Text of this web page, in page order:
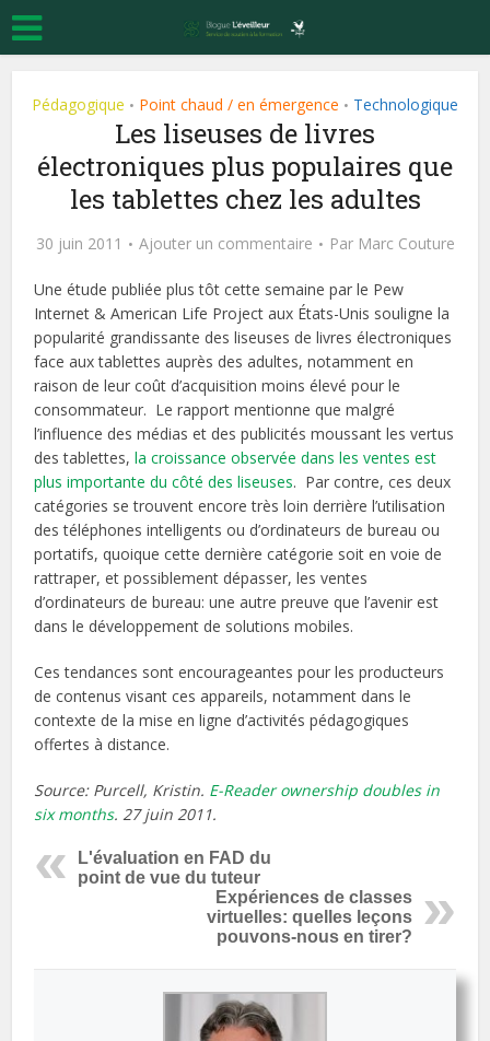
Pédagogique • Point chaud / en émergence • Technologique
Les liseuses de livres
électroniques plus populaires que
les tablettes chez les adultes
30 juin 2011 Ajouter un commentaire Par Marc Couture
Une étude publiée plus tôt cette semaine par le Pew
Internet & American Life Project aux États-Unis souligne la
popularité grandissante des liseuses de livres électroniques
face aux tablettes auprès des adultes, notamment en
raison de leur coût d’acquisition moins élevé pour le
consommateur. Le rapport mentionne que malgré
l’influence des médias et des publicités moussant les vertus
des tablettes, la croissance observée dans les ventes est
plus importante du côté des liseuses. Par contre, ces deux
catégories se trouvent encore très loin derrière l’utilisation
des téléphones intelligents ou d’ordinateurs de bureau ou
portatifs, quoique cette dernière catégorie soit en voie de
rattraper, et possiblement dépasser, les ventes
d’ordinateurs de bureau: une autre preuve que l’avenir est
dans le développement de solutions mobiles.
Ces tendances sont encourageantes pour les producteurs
de contenus visant ces appareils, notamment dans le
contexte de la mise en ligne d’activités pédagogiques
offertes à distance.
Source: Purcell, Kristin. E-Reader ownership doubles in
six months. 27 juin 2011.
L'évaluation en FAD du
point de vue du tuteur
Expériences de classes
virtuelles: quelles leçons
pouvons-nous en tirer?